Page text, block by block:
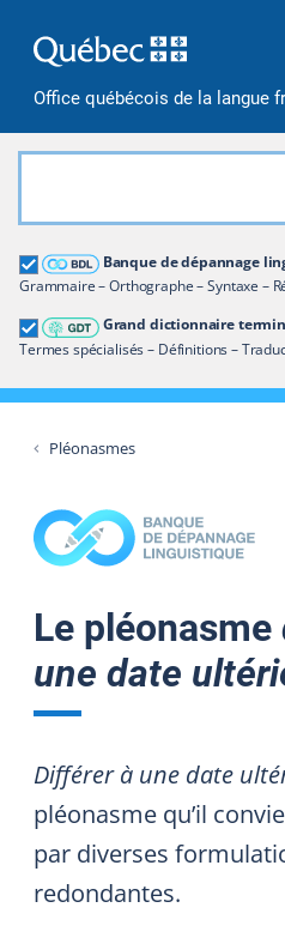
Office québécois de la langue
Banque de dépannage
Grammaire – Orthographe – Syntaxe –
Grand dictionnaire
Termes spécialisés – Définitions –
Grand dictionnaire
Restreindre aux termes
Pléonasmes
Le pléonasme
une date
Différer à une date
pléonasme qu’il
par diverses
redondantes.